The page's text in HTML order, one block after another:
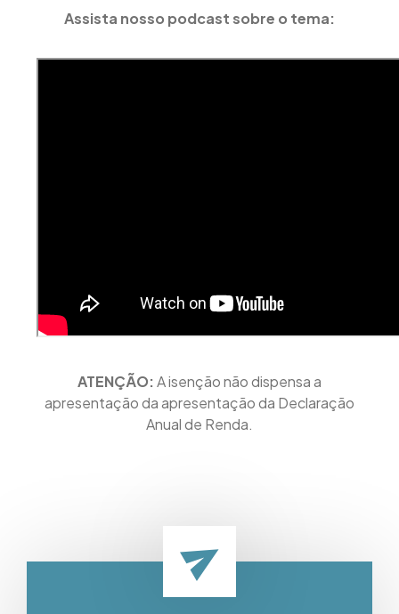
Assista nosso podcast sobre o tema:
ATENÇÃO:A isenção não dispensa a
apresentação da apresentação da Declaração
Anual de Renda.